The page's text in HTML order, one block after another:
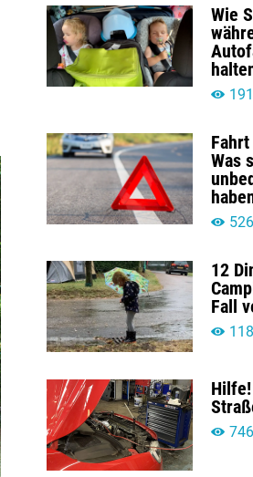
Wie
Was
12
Fall